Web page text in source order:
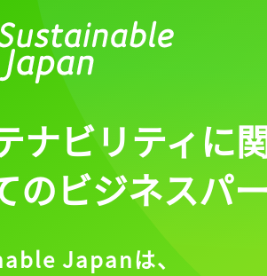
ナビリティに
のビジネスパ
Japanは、